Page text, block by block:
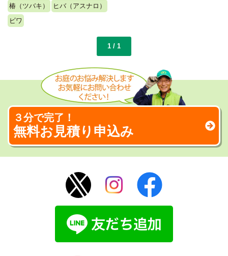
椿（ツバキ）
ヒバ（アスナロ）
ビワ
1 / 1
３分で完了！
無料お見積り申込み